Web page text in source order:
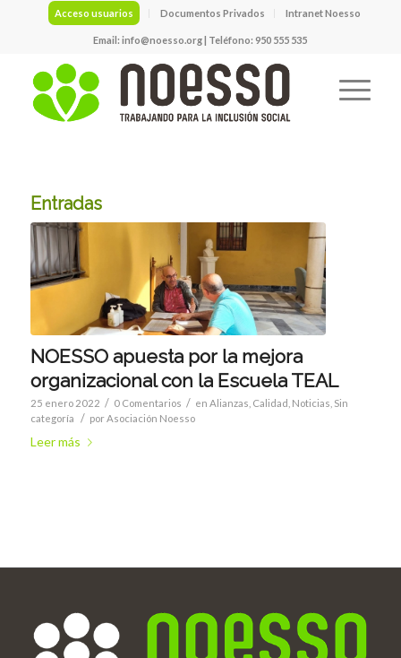
Acceso usuarios Documentos Privados Intranet Noesso
Email:info@noesso.org| Teléfono: 950 555 535
Entradas
NOESSO apuesta por la mejora
organizacional con la Escuela TEAL
25 enero 2022 / 0 Comentarios / en Alianzas Calidad Noticias Sin
categoría
/ porAsociación Noesso
Leer más